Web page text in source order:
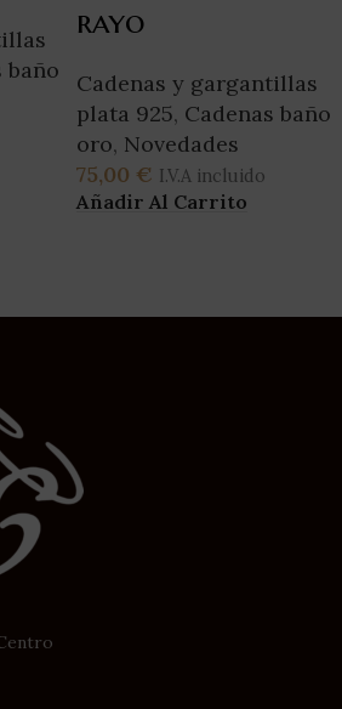
baño
rayo
Cadenas y gargantillas
plata 925, Cadenas baño
oro, Novedades
75,00 € I.V.A incluido
Añadir Al Carrito